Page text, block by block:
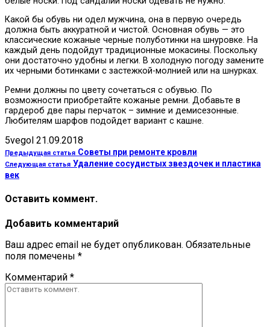
Какой бы обувь ни одел мужчина, она в первую очередь
должна быть аккуратной и чистой. Основная обувь — это
классические кожаные черные полуботинки на шнуровке. На
каждый день подойдут традиционные мокасины. Поскольку
они достаточно удобны и легки. В холодную погоду замените
их черными ботинками с застежкой-молнией или на шнурках.
Ремни должны по цвету сочетаться с обувью. По
возможности приобретайте кожаные ремни. Добавьте в
гардероб две пары перчаток – зимние и демисезонные.
Любителям шарфов подойдет вариант с кашне.
5vegol 21.09.2018
Предыдущая статья Советы при ремонте кровли
Следующая статья Удаление сосудистых звездочек и пластика
век
Оставить коммент.
Добавить комментарий
Ваш адрес email не будет опубликован. Обязательные
поля помечены *
Комментарий *